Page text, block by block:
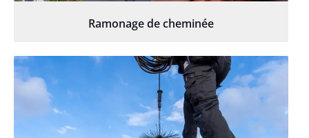
Ramonage de cheminée